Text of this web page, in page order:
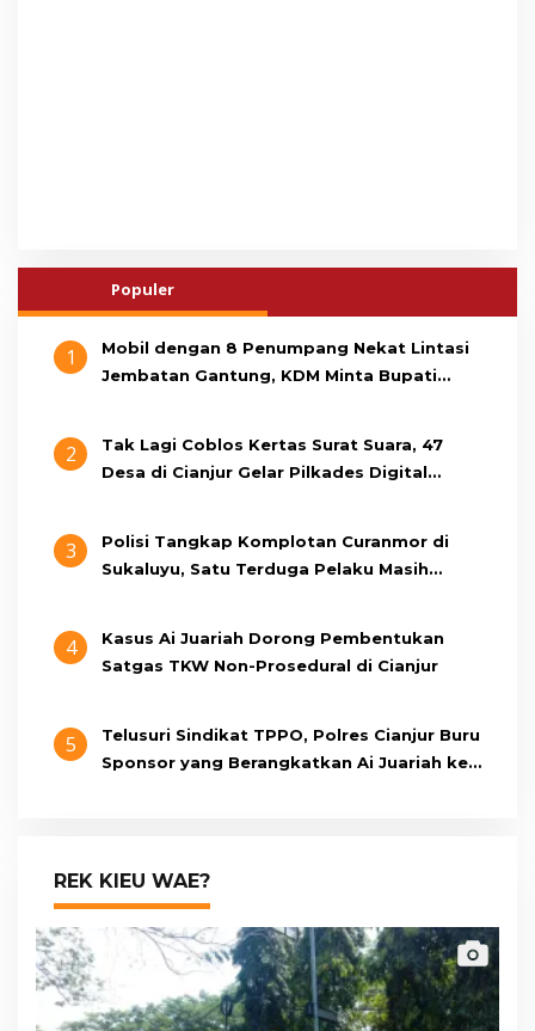
Populer
1
Mobil dengan 8 Penumpang Nekat Lintasi
Jembatan Gantung, KDM Minta Bupati
2
Tak Lagi Coblos Kertas Surat Suara, 47
Desa di Cianjur Gelar Pilkades Digital
3
Polisi Tangkap Komplotan Curanmor di
Sukaluyu, Satu Terduga Pelaku Masih
4
Kasus Ai Juariah Dorong Pembentukan
Satgas TKW Non-Prosedural di Cianjur
5
Telusuri Sindikat TPPO, Polres Cianjur Buru
Sponsor yang Berangkatkan Ai Juariah ke
REK KIEU WAE?